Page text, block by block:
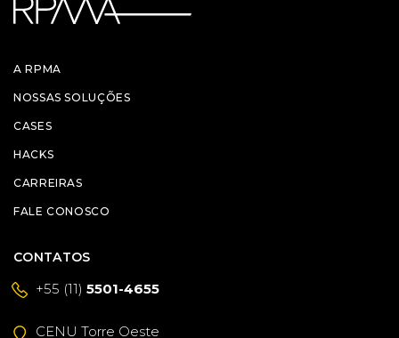
A RPMA
NOSSAS SOLUÇÕES
CASES
HACKS
CARREIRAS
FALE CONOSCO
CONTATOS
+55 (11) 5501-4655
CENU Torre Oeste